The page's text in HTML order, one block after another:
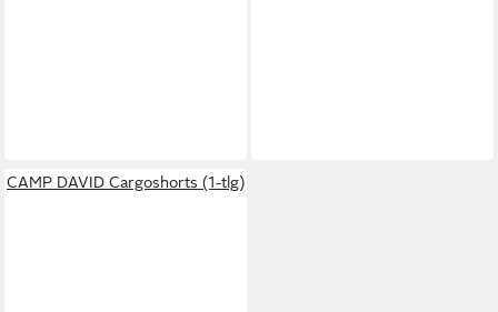
CAMP DAVID Cargoshorts (1-tlg)